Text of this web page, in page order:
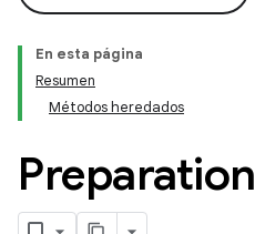
En esta página
Resumen
Métodos heredados
Preparation